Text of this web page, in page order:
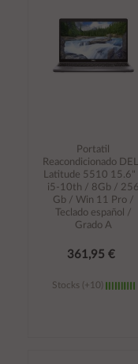
Portatil
Reacondicionado
Latitude 5510 15.6"
i5-10th / 8Gb / 256
Gb / Win 11 Pro /
Teclado español /
Grado A
361,95 €
Stocks (+10)